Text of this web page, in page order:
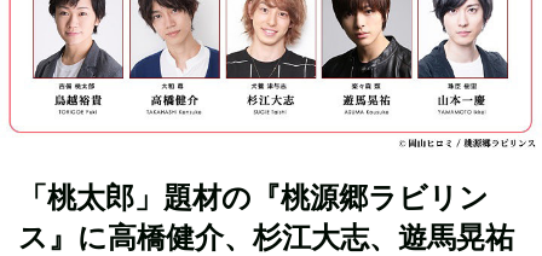
「桃太郎」題材の『桃源郷ラビリン
ス』に高橋健介、杉江大志、遊馬晃祐